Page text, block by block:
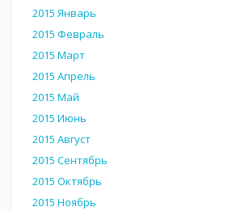
2015 Январь
2015 Февраль
2015 Март
2015 Апрель
2015 Май
2015 Июнь
2015 Август
2015 Сентябрь
2015 Октябрь
2015 Ноябрь